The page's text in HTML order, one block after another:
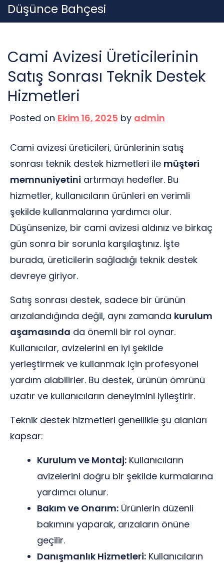
Skip
to
Düşünce Bahçesi
Cami Avizesi Üreticilerinin
Satış Sonrası Teknik Destek
Hizmetleri
Posted on Ekim 16, 2025 by admin
Cami avizesi üreticileri, ürünlerinin satış
sonrası teknik destek hizmetleri ile müşteri
memnuniyetini artırmayı hedefler. Bu
hizmetler, kullanıcıların ürünleri en verimli
şekilde kullanmalarına yardımcı olur.
Düşünsenize, bir cami avizesi aldınız ve birkaç
gün sonra bir sorunla karşılaştınız. İşte
burada, üreticilerin sağladığı teknik destek
devreye giriyor.
Satış sonrası destek, sadece bir ürünün
arızalandığında değil, aynı zamanda kurulum
aşamasında da önemli bir rol oynar.
Kullanıcılar, avizelerini en iyi şekilde
yerleştirmek ve kullanmak için profesyonel
yardım alabilirler. Bu destek, ürünün ömrünü
uzatır ve kullanıcıların deneyimini iyileştirir.
Teknik destek hizmetleri genellikle şu alanları
kapsar:
Kurulum ve Montaj: Kullanıcıların
avizelerini doğru bir şekilde kurmalarına
yardımcı olunur.
Bakım ve Onarım: Ürünlerin düzenli
bakımını yaparak, arızaların önüne
geçilir.
Danışmanlık Hizmetleri: Kullanıcıların